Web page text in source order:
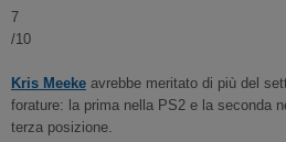
7
/10
Kris Meeke avrebbe meritato di più del
forature: la prima nella PS2 e la seconda
terza posizione.